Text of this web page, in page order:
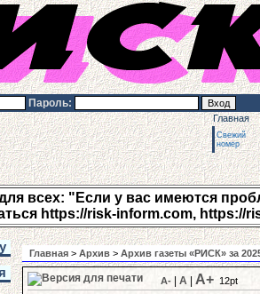
Пароль:
Главная
Свежий
номер
всех: "Если у вас имеются
https://risk-inform.com,
Главная > Архив > Архив газеты «РИСК» за
A- A A+ 12pt